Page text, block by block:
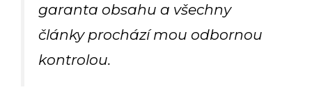
garanta obsahu a všechny
články prochází mou odbornou
kontrolou.